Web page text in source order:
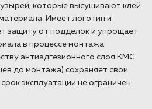
которые высушивают клей
Имеет логотип и
защиту от подделок и упрощает
в процессе монтажа.
антиадгезионного слоя КМС
до монтажа) сохраняет свои
эксплуатации не ограничен.